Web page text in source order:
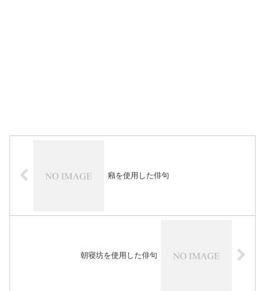
癪を使用した俳句
朝寝坊を使用した俳句